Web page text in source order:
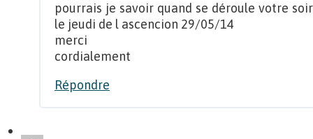
pourrais je savoir quand se déroule votre
le jeudi de l ascencion 29/05/14
merci
cordialement
Répondre